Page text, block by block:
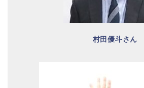
村田優斗さん